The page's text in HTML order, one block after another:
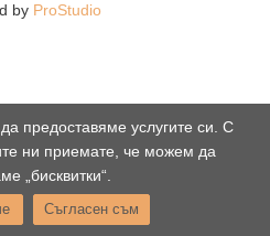
by ProStudio
предоставяме услугите си. С
ни приемате, че можем да
„бисквитки“.
Съгласен съм